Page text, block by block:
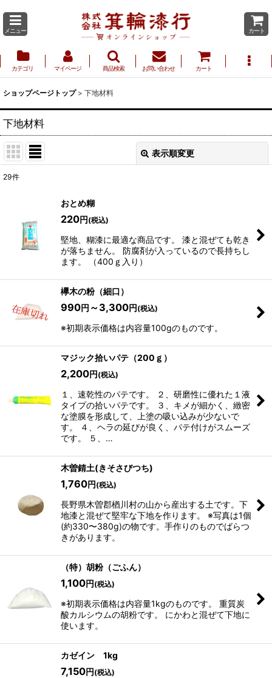
メニュー カート
カテゴリ マイページ 商品検索 お問い合わせ カート
ショップページトップ > 下地材料
下地材料
表示順変更
並び順
絞り込む
29件
おとめ糊
220円 (税込)
堅地、糊漆に最適な商品です。 漆と混ぜても乾き
が落ちません。 防腐剤が入っているので長持ちし
ます。 （400ｇ入り）
欅木の粉（細口）
990円 ～3,300円 (税込)
※初期表示価格は内容量100gのものです。
マジック拾いパテ（200ｇ）
2,200円 (税込)
１、速乾性のパテです。 ２、研磨性に優れた１液
タイプの拾いパテです。 ３、キメが細かく、緻密
な塗膜を形成して、上塗の吸い込みが少ないで
す。 ４、ヘラの延びが良く、パテ付けがスムーズ
です。 ５、…
木曽錆土(きそさびつち)
1,760円 (税込)
長野県木曽郡楢川村の山から産出する土です。下
地漆と混ぜて堅牢な下地を作ります。 ※写真は1個
(約330〜380g)の物です。手作りのものでばらつ
きがあります。
（特）胡粉（ごふん）
1,100円 (税込)
※初期表示価格は内容量1kgのものです。 重質炭
酸カルシウムの胡粉です。 にかわと混ぜて下地に
使います。
カゼイン 1kg
7,150円 (税込)